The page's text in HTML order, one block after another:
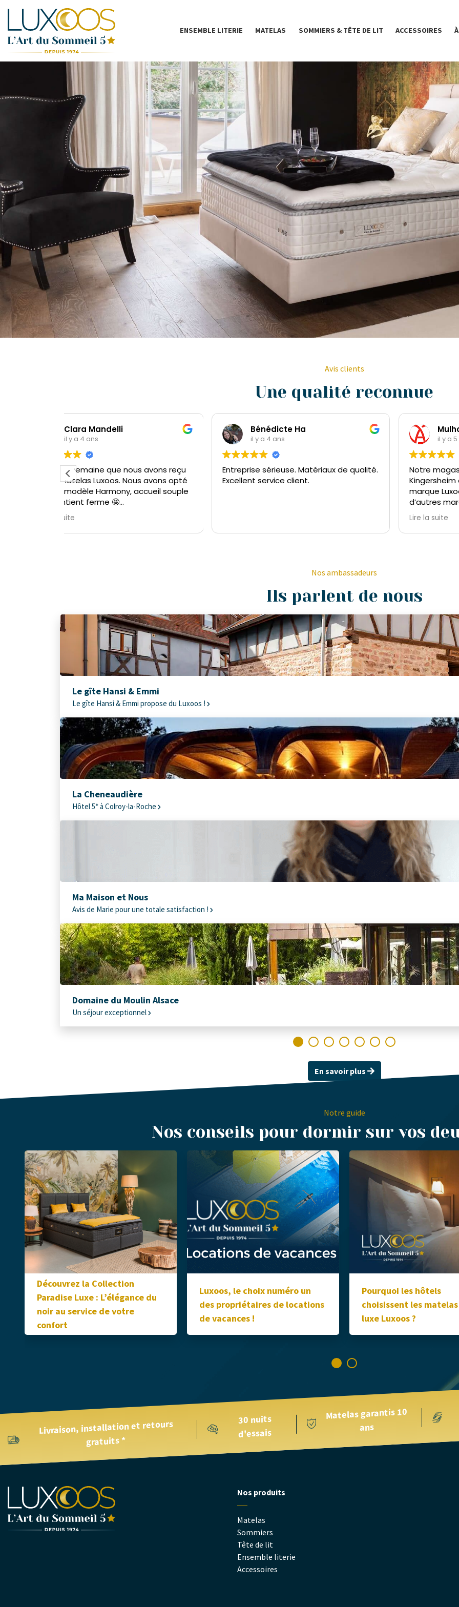
ENSEMBLE LITERIE MATELAS SOMMIERS & TÊTE DE LIT ACCESSOIRES
Avis clients
Une qualité reconnue
Bénédicte Ha
Entreprise sérieuse. Matériaux de qualité.
Excellent service client.
Mulhouse DM
Notre magasin ATLAS Home à
Kingersheim est partenaire exclusif de la
clients partent systématiquement avec
une literie Luxoos. Une garantie de 10 ans
sur les matelas non dégressive preuve
Nos ambassadeurs
Ils parlent de nous
Le gîte Hansi & Emmi
Le gîte Hansi & Emmi propose du Luxoos !
La Cheneaudière
Hôtel 5* à Colroy-la-Roche
Ma Maison et Nous
Avis de Marie pour une totale satisfaction !
Domaine du Moulin Alsace
Un séjour exceptionnel
En savoir plus
Notre guide
Nos conseils pour dormir sur vos
Découvrez la Collection
Paradise Luxe : L’élégance du
noir au service de votre
confort
Luxoos, le choix numéro un
des propriétaires de locations
de vacances !
Pourquoi les hôtels
choisissent les
luxe Luxoos ?
Livraison, installation et retours
gratuits *
30 nuits
d'essais
Matelas garantis 10
ans
Nos produits
Matelas
Sommiers
Tête de lit
Ensemble literie
Accessoires